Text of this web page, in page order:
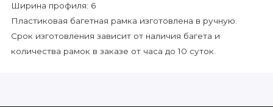
Ширина профиля: 6
Пластиковая багетная рамка изготовлена в ручную.
Срок изготовления зависит от наличия багета и
количества рамок в заказе от часа до 10 суток.